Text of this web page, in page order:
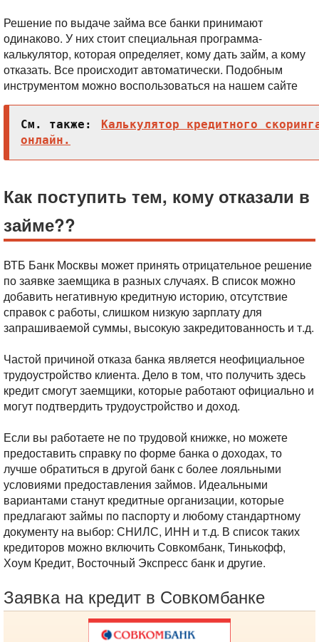
Решение по выдаче займа все банки принимают
одинаково. У них стоит специальная программа-
калькулятор, которая определяет, кому дать займ, а кому
отказать. Все происходит автоматически. Подобным
инструментом можно воспользоваться на нашем сайте
См. также:
Калькулятор кредитного
онлайн.
Как поступить тем, кому отказали в
займе??
ВТБ Банк Москвы может принять отрицательное решение
по заявке заемщика в разных случаях. В список можно
добавить негативную кредитную историю, отсутствие
справок с работы, слишком низкую зарплату для
запрашиваемой суммы, высокую закредитованность и т.д.
Частой причиной отказа банка является неофициальное
трудоустройство клиента. Дело в том, что получить здесь
кредит смогут заемщики, которые работают официально и
могут подтвердить трудоустройство и доход.
Если вы работаете не по трудовой книжке, но можете
предоставить справку по форме банка о доходах, то
лучше обратиться в другой банк с более лояльными
условиями предоставления займов. Идеальными
вариантами станут кредитные организации, которые
предлагают займы по паспорту и любому стандартному
документу на выбор: СНИЛС, ИНН и т.д. В список таких
кредиторов можно включить Совкомбанк, Тинькофф,
Хоум Кредит, Восточный Экспресс банк и другие.
Заявка на кредит в Совкомбанке